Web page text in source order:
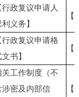
行政复议申请人
义务】
行政复议申请格
书】
关工作制度（不
涉密及内部信